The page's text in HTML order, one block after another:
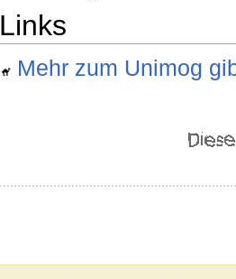
Links
Mehr zum Unimog